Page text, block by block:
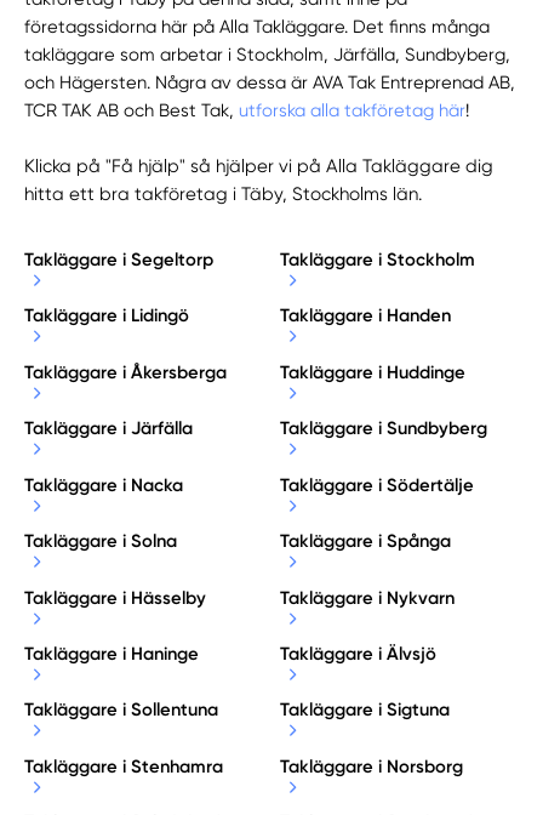
företagssidorna här på Alla Takläggare. Det finns många
takläggare som arbetar i Stockholm, Järfälla, Sundbyberg,
och Hägersten. Några av dessa är AVA Tak Entreprenad AB,
TCR TAK AB och Best Tak,utforska alla takföretag här!
Klicka på "Få hjälp" så hjälper vi på Alla Takläggare dig
hitta ett bra takföretag i Täby, Stockholms län.
Takläggare i Segeltorp Takläggare i Stockholm
Takläggare i Lidingö Takläggare i Handen
Takläggare i Åkersberga Takläggare i Huddinge
Takläggare i Järfälla Takläggare i Sundbyberg
Takläggare i Nacka Takläggare i Södertälje
Takläggare i Solna Takläggare i Spånga
Takläggare i Hässelby Takläggare i Nykvarn
Takläggare i Haninge Takläggare i Älvsjö
Takläggare i Sollentuna Takläggare i Sigtuna
Takläggare i Stenhamra Takläggare i Norsborg